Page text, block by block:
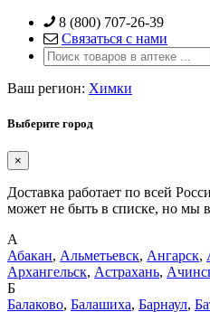
Skip
content
8 (800) 707-26-39
Связаться с нами
Ваш регион: Химки
Выберите город
×
Доставка работает по всей
может не быть в списке, но мы
А
Абакан, Альметьевск, Ангарск,
Архангельск, Астрахань,
Б
Балаково, Балашиха, Барнаул,